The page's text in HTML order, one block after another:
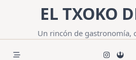
contenido
EL TXOKO
Un rincón de gastronomía,